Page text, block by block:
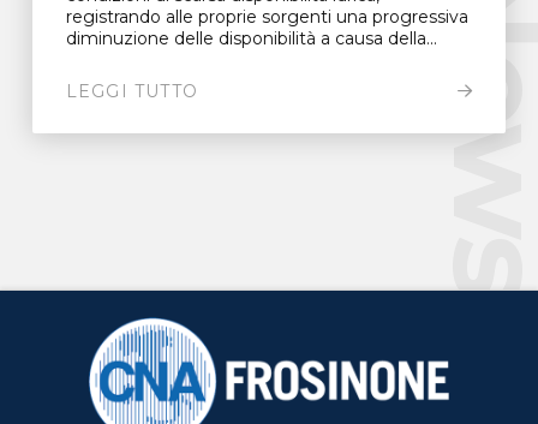
registrando alle proprie sorgenti una progressiva
diminuzione delle disponibilità a causa della...
LEGGI TUTTO